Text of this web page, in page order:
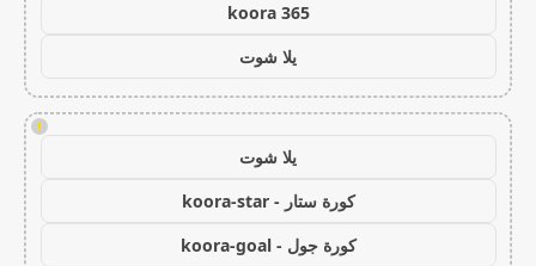
koora 365
يلا شوت
!
يلا شوت
كورة ستار - koora-star
كورة جول - koora-goal